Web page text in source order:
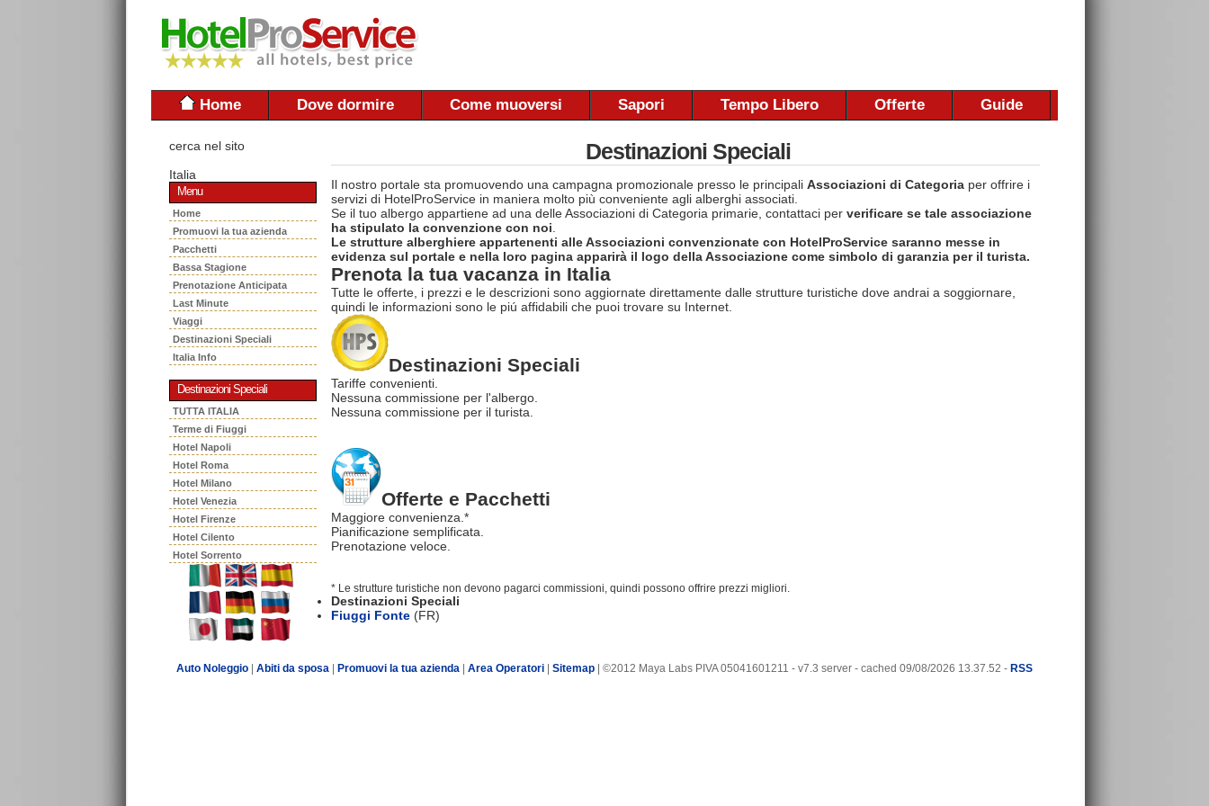
Home Dove dormire Come muoversi Sapori Tempo Libero Offerte Guide
cerca nel sito
Italia
Menu
Home
Promuovi la tua azienda
Pacchetti
Bassa Stagione
Prenotazione Anticipata
Last Minute
Viaggi
Destinazioni Speciali
Italia Info
Destinazioni Speciali
TUTTA ITALIA
Terme di Fiuggi
Hotel Napoli
Hotel Roma
Hotel Milano
Hotel Venezia
Hotel Firenze
Hotel Cilento
Hotel Sorrento
Destinazioni Speciali
Il nostro portale sta promuovendo una campagna promozionale presso le principali Associazioni di Categoria per offrire i
servizi di HotelProService in maniera molto più conveniente agli alberghi associati.
Se il tuo albergo appartiene ad una delle Associazioni di Categoria primarie, contattaci per verificare se tale associazione
ha stipulato la convenzione con noi
Le strutture alberghiere appartenenti alle Associazioni convenzionate con HotelProService saranno messe in
evidenza sul portale e nella loro pagina apparirà il logo della Associazione come simbolo di garanzia per il turista.
Prenota la tua vacanza in Italia
Tutte le offerte, i prezzi e le descrizioni sono aggiornate direttamente dalle strutture turistiche dove andrai a soggiornare,
quindi le informazioni sono le piú affidabili che puoi trovare su Internet.
Destinazioni Speciali
Tariffe convenienti.
Nessuna commissione per l'albergo.
Nessuna commissione per il turista.
Offerte e Pacchetti
Maggiore convenienza.*
Pianificazione semplificata.
Prenotazione veloce.
* Le strutture turistiche non devono pagarci commissioni, quindi possono offrire prezzi migliori.
Destinazioni Speciali
Fiuggi Fonte (FR)
Auto Noleggio Abiti da sposa Promuovi la tua azienda Area Operatori Sitemap | ©2012 Maya Labs PIVA 05041601211 - v7.3 server - cached 09/08/2026 13.37.52 - RSS